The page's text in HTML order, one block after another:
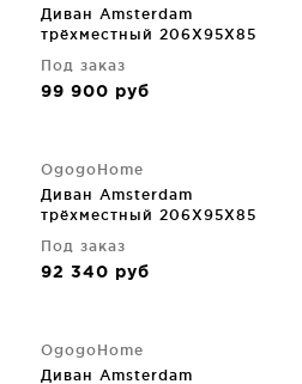
Диван Amsterdam
трёхместный 206X95X85
Под заказ
99 900 руб
OgogoHome
Диван Amsterdam
трёхместный 206X95X85
Под заказ
92 340 руб
OgogoHome
Диван Amsterdam